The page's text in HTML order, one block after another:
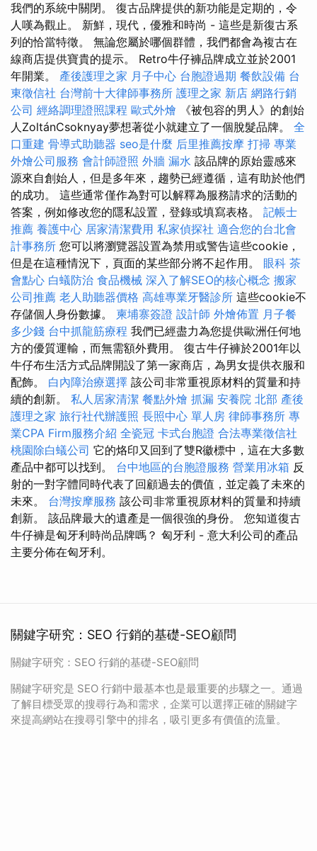
我們的系統中關閉。 復古品牌提供的新功能是定期的，令
人嘆為觀止。 新鮮，現代，優雅和時尚 - 這些是新復古系
列的恰當特徵。 無論您屬於哪個群體，我們都會為複古在
線商店提供寶貴的提示。 Retro牛仔褲品牌成立並於2001
年開業。 產後護理之家 月子中心 台胞證過期 餐飲設備 台
東徵信社 台灣前十大律師事務所 護理之家 新店 網路行銷
公司 經絡調理證照課程 歐式外燴 《被包容的男人》的創始
人ZoltánCsoknyay夢想著從小就建立了一個脫髮品牌。 全
口重建 骨導式助聽器 seo是什麼 后里推薦按摩 打掃 專業
外燴公司服務 會計師證照 外牆 漏水 該品牌的原始靈感來
源來自創始人，但是多年來，趨勢已經遵循，這有助於他們
的成功。 這些通常僅作為對可以解釋為服務請求的活動的
答案，例如修改您的隱私設置，登錄或填寫表格。 記帳士
推薦 養護中心 居家清潔費用 私家偵探社 適合您的台北會
計事務所 您可以將瀏覽器設置為禁用或警告這些cookie，
但是在這種情況下，頁面的某些部分將不起作用。 眼科 茶
會點心 白蟻防治 食品機械 深入了解SEO的核心概念 搬家
公司推薦 老人助聽器價格 高雄專業牙醫診所 這些cookie不
存儲個人身份數據。 柬埔寨簽證 設計師 外燴佈置 月子餐
多少錢 台中抓龍筋療程 我們已經盡力為您提供歐洲任何地
方的優質運輸，而無需額外費用。 復古牛仔褲於2001年以
牛仔布生活方式品牌開設了第一家商店，為男女提供衣服和
配飾。 白內障治療選擇 該公司非常重視原材料的質量和持
續的創新。 私人居家清潔 餐點外燴 抓漏 安養院 北部 產後
護理之家 旅行社代辦護照 長照中心 單人房 律師事務所 專
業CPA Firm服務介紹 全瓷冠 卡式台胞證 合法專業徵信社
桃園除白蟻公司 它的烙印又回到了雙R徽標中，這在大多數
產品中都可以找到。 台中地區的台胞證服務 營業用冰箱 反
射的一對字體同時代表了回顧過去的價值，並定義了未來的
未來。 台灣按摩服務 該公司非常重視原材料的質量和持續
創新。 該品牌最大的遺產是一個很強的身份。 您知道復古
牛仔褲是匈牙利時尚品牌嗎？ 匈牙利 - 意大利公司的產品
主要分佈在匈牙利。
關鍵字研究：SEO 行銷的基礎-SEO顧問
關鍵字研究：SEO 行銷的基礎-SEO顧問
關鍵字研究是 SEO 行銷中最基本也是最重要的步驟之一。通過
了解目標受眾的搜尋行為和需求，企業可以選擇正確的關鍵字
來提高網站在搜尋引擎中的排名，吸引更多有價值的流量。